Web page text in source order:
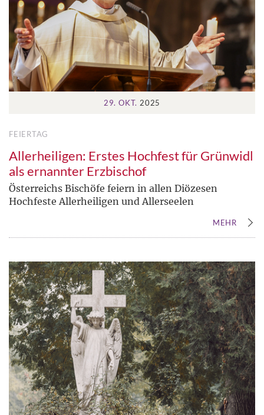
29. OKT. 2025
FEIERTAG
Allerheiligen: Erstes Hochfest für Grünwidl
als ernannter Erzbischof
Österreichs Bischöfe feiern in allen Diözesen
Hochfeste Allerheiligen und Allerseelen
MEHR